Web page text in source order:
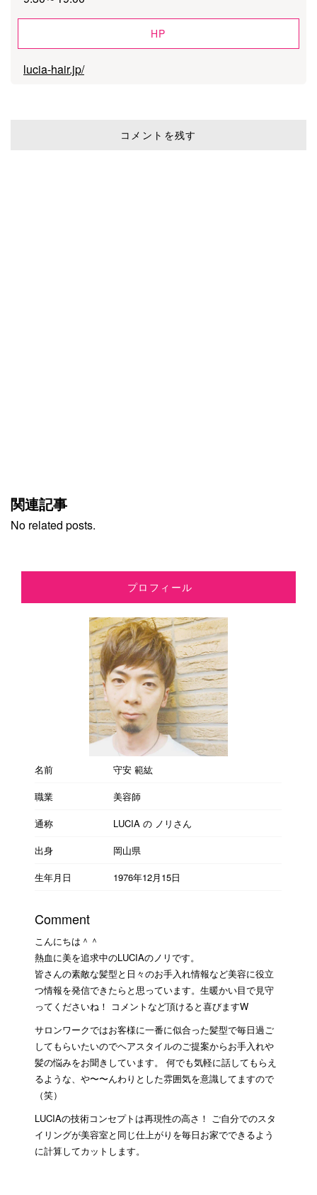
HP
lucia-hair.jp/
コメントを残す
関連記事
No related posts.
プロフィール
名前
守安 範紘
職業
美容師
通称
LUCIA の ノリさん
出身
岡山県
生年月日
1976年12月15日
Comment
こんにちは＾＾
熱血に美を追求中のLUCIAのノリです。
皆さんの素敵な髪型と日々のお手入れ情報など美容に役立
つ情報を発信できたらと思っています。生暖かい目で見守
ってくださいね！ コメントなど頂けると喜びますW
サロンワークではお客様に一番に似合った髪型で毎日過ご
してもらいたいのでヘアスタイルのご提案からお手入れや
髪の悩みをお聞きしています。 何でも気軽に話してもらえ
るような、や〜〜んわりとした雰囲気を意識してますので
（笑）
LUCIAの技術コンセプトは再現性の高さ！ ご自分でのスタ
イリングが美容室と同じ仕上がりを毎日お家でできるよう
に計算してカットします。